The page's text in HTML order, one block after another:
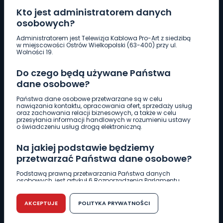
Kto jest administratorem danych
osobowych?
Administratorem jest Telewizja Kablowa Pro-Art z siedzibą
w miejscowości Ostrów Wielkopolski (63-400) przy ul.
Wolności 19.
Do czego będą używane Państwa
dane osobowe?
Państwa dane osobowe przetwarzane są w celu
nawiązania kontaktu, opracowania ofert, sprzedaży usług
oraz zachowania relacji biznesowych, a także w celu
przesyłania informacji handlowych w rozumieniu ustawy
o świadczeniu usług drogą elektroniczną.
Na jakiej podstawie będziemy
przetwarzać Państwa dane osobowe?
Podstawą prawną przetwarzania Państwa danych
osobowych, jest artykuł 6 Rozporządzenia Parlamentu
r. w sprawie ochrony osób fizycznych w związku z
przetwarzaniem danych osobowych w sprawie
swobodnego przepływu takich danych oraz uchylenia
dyrektywy 95/46/WE (RODO).
AKCEPTUJE POLITYKA PRYWATNOŚCI
Pobierz logotyp
661 997 997
REDAKCJA
62 735 22 22redakcja@wlkp24.info
DZIAŁ REKLAMY
62 735 01 85 reklama@wlkp24.info
WIADOMOŚCI
CIEKAWOSTKI